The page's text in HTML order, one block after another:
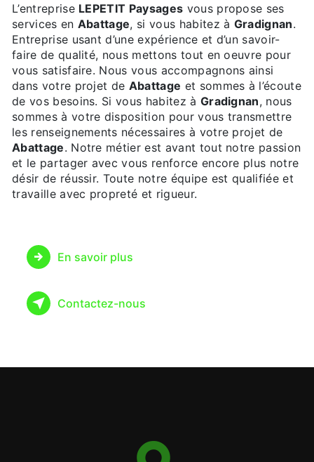
L’entreprise LEPETIT Paysages vous propose ses
services en Abattage, si vous habitez à Gradignan.
Entreprise usant d’une expérience et d’un savoir-
faire de qualité, nous mettons tout en oeuvre pour
vous satisfaire. Nous vous accompagnons ainsi
dans votre projet de Abattage et sommes à l’écoute
de vos besoins. Si vous habitez à Gradignan, nous
sommes à votre disposition pour vous transmettre
les renseignements nécessaires à votre projet de
Abattage. Notre métier est avant tout notre passion
et le partager avec vous renforce encore plus notre
désir de réussir. Toute notre équipe est qualifiée et
travaille avec propreté et rigueur.
En savoir plus
Contactez-nous